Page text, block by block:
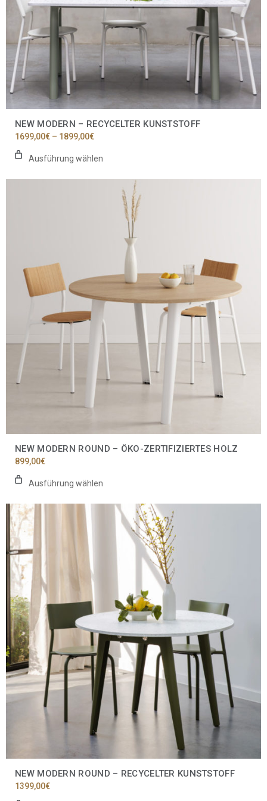
NEW MODERN – RECYCELTER KUNSTSTOFF
1699,00€ – 1899,00€Preisspanne:
bis
1899,00€
Ausführung wählen
werden
NEW MODERN ROUND – ÖKO-ZERTIFIZIERTES HOLZ
899,00€
Ausführung wählen
können
NEW MODERN ROUND – RECYCELTER KUNSTSTOFF
1399,00€
Dieses
Produkt
weist
mehrere
Varianten
auf.
Die
Optionen
können
auf
der
Produktseite
gewählt
werden